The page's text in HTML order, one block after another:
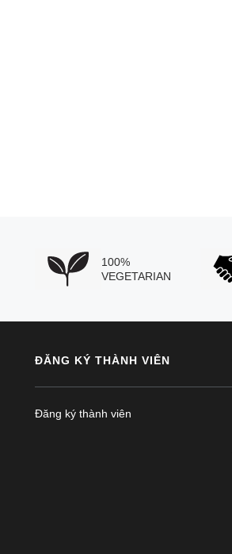
100%
VEGETARIAN
ĐĂNG KÝ THÀNH VIÊN
Đăng ký thành viên